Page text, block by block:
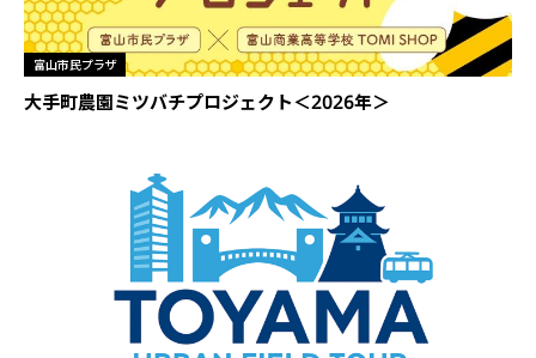
富山市民プラザ
大手町農園ミツバチプロジェクト＜2026年＞